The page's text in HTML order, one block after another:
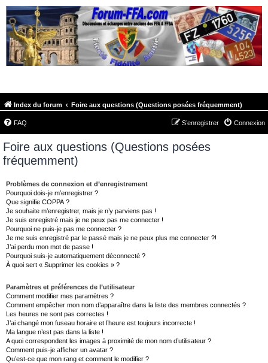
Index du forum Foire aux questions (Questions posées fréquemment)
FAQ Connexion
S’enregistrer
Foire aux questions (Questions posées
fréquemment)
Problèmes de connexion et d’enregistrement
Pourquoi dois-je m’enregistrer ?
Que signifie COPPA ?
Je souhaite m’enregistrer, mais je n’y parviens pas !
Je suis enregistré mais je ne peux pas me connecter !
Pourquoi ne puis-je pas me connecter ?
Je me suis enregistré par le passé mais je ne peux plus me connecter ?!
J’ai perdu mon mot de passe !
Pourquoi suis-je automatiquement déconnecté ?
À quoi sert « Supprimer les cookies » ?
Paramètres et préférences de l’utilisateur
Comment modifier mes paramètres ?
Comment empêcher mon nom d’apparaître dans la liste des membres connectés ?
Les heures ne sont pas correctes !
J’ai changé mon fuseau horaire et l’heure est toujours incorrecte !
Ma langue n’est pas dans la liste !
A quoi correspondent les images à proximité de mon nom d’utilisateur ?
Comment puis-je afficher un avatar ?
Qu’est-ce que mon rang et comment le modifier ?